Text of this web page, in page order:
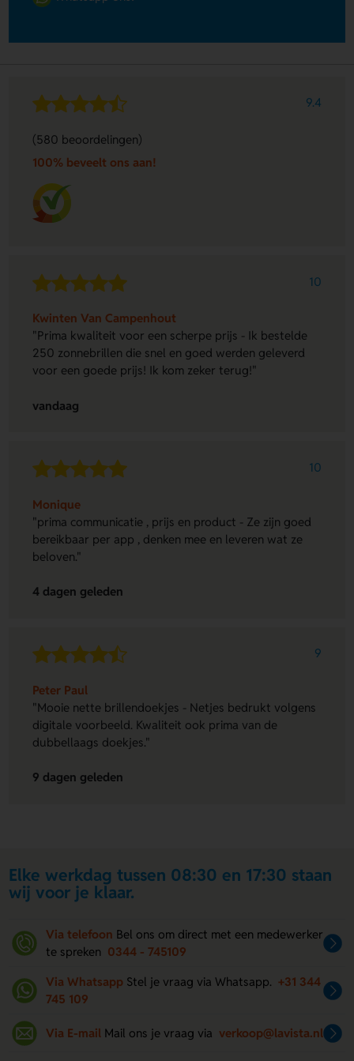
9.4
(580 beoordelingen)
100% beveelt ons aan!
10
Kwinten Van Campenhout
"Prima kwaliteit voor een scherpe prijs - Ik bestelde
250 zonnebrillen die snel en goed werden geleverd
voor een goede prijs! Ik kom zeker terug!"
vandaag
10
Monique
"prima communicatie , prijs en product - Ze zijn goed
bereikbaar per app , denken mee en leveren wat ze
beloven."
4 dagen geleden
9
Peter Paul
"Mooie nette brillendoekjes - Netjes bedrukt volgens
digitale voorbeeld. Kwaliteit ook prima van de
dubbellaags doekjes."
9 dagen geleden
Elke werkdag tussen 08:30 en 17:30 staan
wij voor je klaar.
Via telefoon Bel ons om direct met een medewerker
te spreken 0344 - 745109
Via Whatsapp Stel je vraag via Whatsapp. +31 344
745 109
Via E-mail Mail ons je vraag via verkoop@lavista.nl